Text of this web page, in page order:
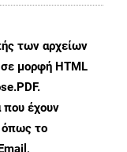
των αρχείων
σε μορφή HTML
έχουν
όπως το